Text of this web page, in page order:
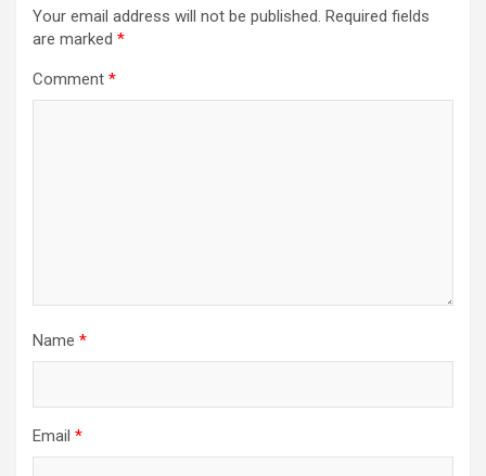
Your email address will not be published. Required fields
are marked *
Comment *
Name *
Email *